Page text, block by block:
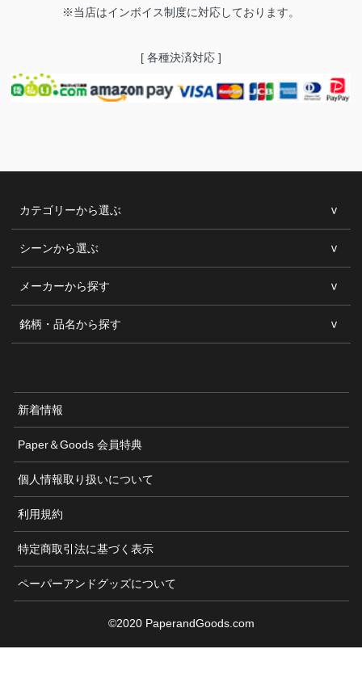
※当店はインボイス制度に対応しております。
[ 各種決済対応 ]
カテゴリーから選ぶ
シーンから選ぶ
メーカーから探す
銘柄・品名から探す
新着情報
Paper＆Goods 会員特典
個人情報取り扱いについて
利用規約
特定商取引法に基づく表示
ペーパーアンドグッズについて
©2020 PaperandGoods.com